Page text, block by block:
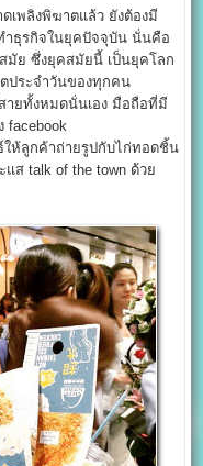
เพลิงพิฆาตแล้ว ยังต้องมี
ำธุรกิจในยุคปัจจุบัน นั่นคือ
มัย ซึ่งยุคสมัยนี้ เป็นยุคโลก
ประจำวันของทุกคน
ายทั้งหมดนั่นเอง มือถือที่มี
facebook
ให้ลูกค้าถ่ายรูปกับไก่ทอดชิ้น
ส talk of the town ด้วย